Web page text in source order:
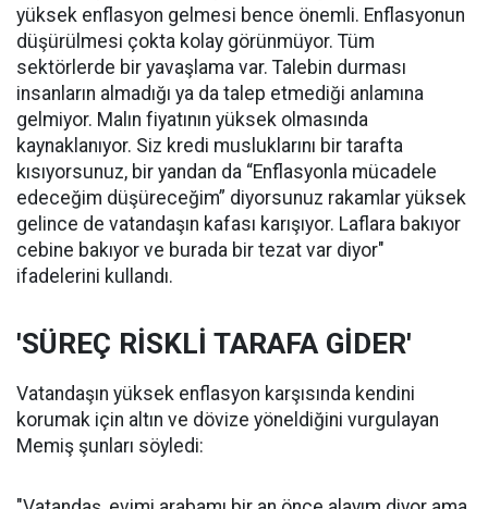
yüksek enflasyon gelmesi bence önemli. Enflasyonun
düşürülmesi çokta kolay görünmüyor. Tüm
sektörlerde bir yavaşlama var. Talebin durması
insanların almadığı ya da talep etmediği anlamına
gelmiyor. Malın fiyatının yüksek olmasında
kaynaklanıyor. Siz kredi musluklarını bir tarafta
kısıyorsunuz, bir yandan da “Enflasyonla mücadele
edeceğim düşüreceğim” diyorsunuz rakamlar yüksek
gelince de vatandaşın kafası karışıyor. Laflara bakıyor
cebine bakıyor ve burada bir tezat var diyor"
ifadelerini kullandı.
'SÜREÇ RİSKLİ TARAFA GİDER'
Vatandaşın yüksek enflasyon karşısında kendini
korumak için altın ve dövize yöneldiğini vurgulayan
Memiş şunları söyledi: